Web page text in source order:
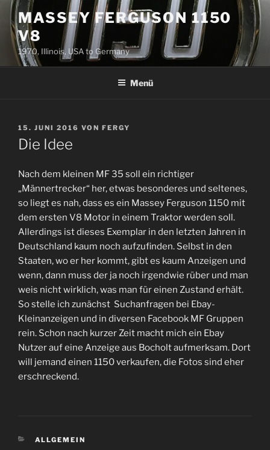
Zum
Inhalt
springen
MASSEY FERGUSON 1150
V8
1970, Illinois, USA to Germany
Menü
VERÖFFENTLICHT
AM
15. JUNI 2016 VON FERGY
Die Idee
Nach dem kleinen MF 35 soll ein richtiger
„Männertrecker“ her, etwas besonderes und seltenes,
so liegt es nah, dass es ein Massey Ferguson 1150 mit
dem ersten V8 Motor in einem Traktor werden soll.
Allerdings ist dieses Exemplar in den letzten Jahren in
Deutschland kaum noch aufzufinden. Selbst in den
Staaten, wo er her kommt, gibt es kaum Anzeigen und
wenn, dann muss der ja noch irgendwie rüber und man
weis nicht wirklich, was man für einen Zustand erhält.
So stelle ich zunächst Suchanfragen bei Ebay-
Kleinanzeigen und in diversen Facebook MF Gruppen
rein. Schon nach kurzer Zeit macht mich ein Ebay
Nutzer auf eine Anzeige aus Bocholt aufmerksam. Dort
will jemand einen 1150 verkaufen, die Fotos sind eher
erschreckend.
KATEGORIEN
ALLGEMEIN